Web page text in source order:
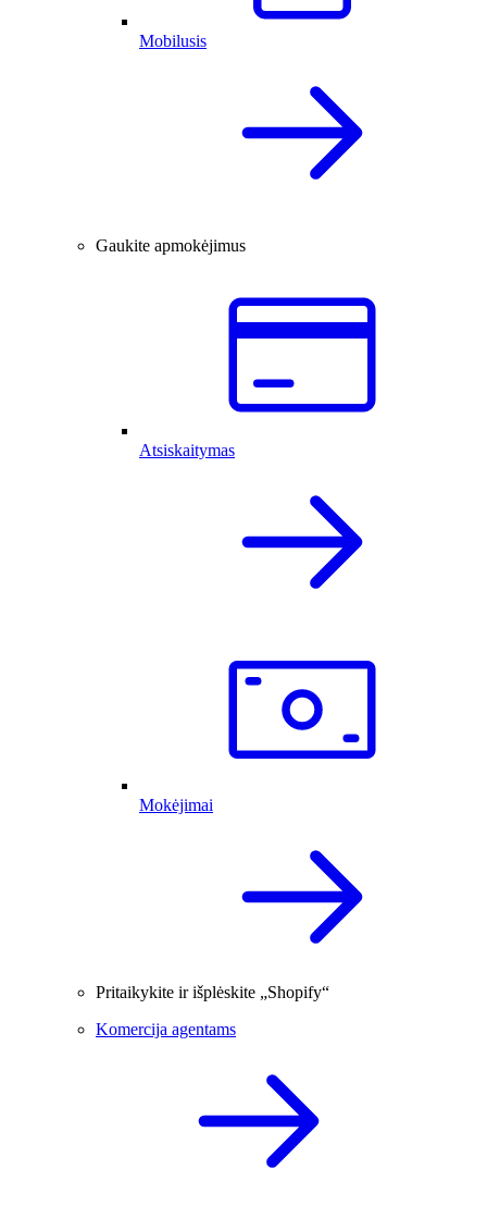
Mobilusis
Gaukite apmokėjimus
Atsiskaitymas
Mokėjimai
Pritaikykite ir išplėskite „Shopify“
Komercija agentams